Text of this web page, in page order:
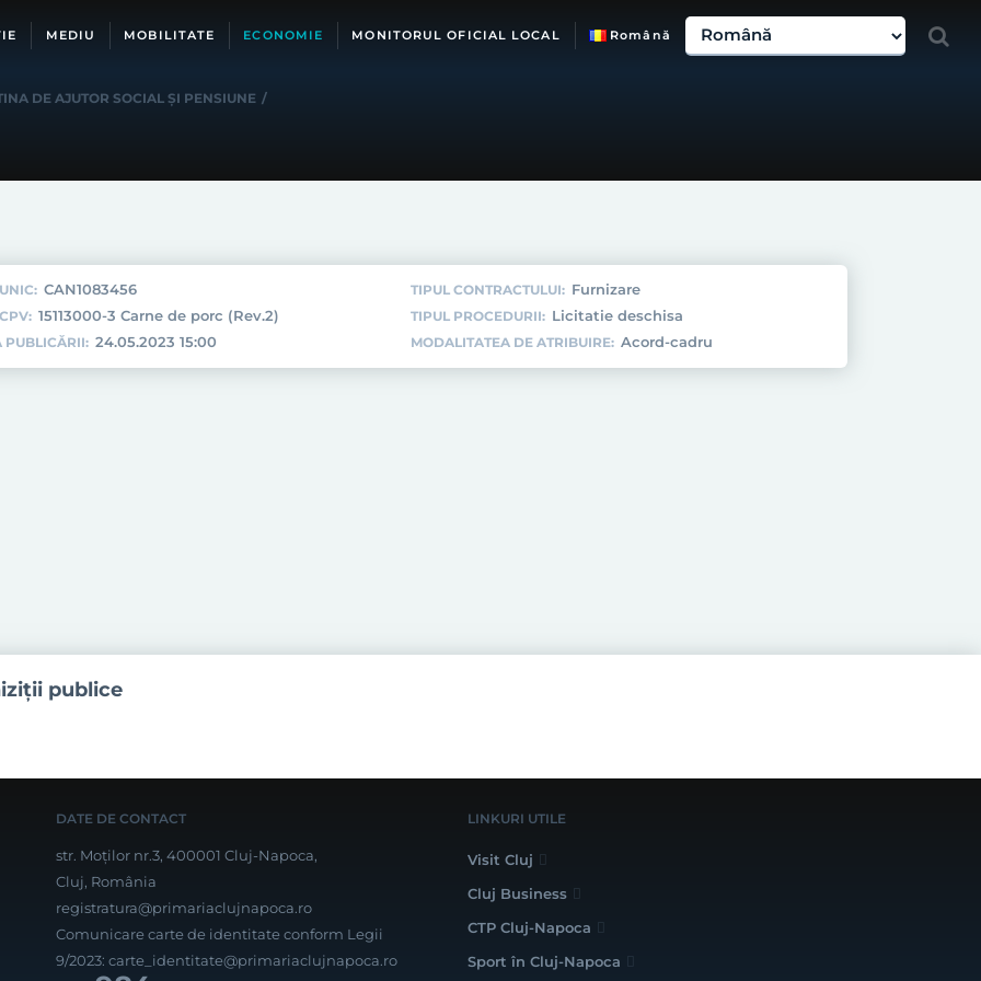
MEDIU MOBILITATE ECONOMIE MONITORUL OFICIAL LOCAL Română
DE AJUTOR SOCIAL ȘI PENSIUNE /
CAN1083456
15113000-3 Carne de porc (Rev.2)
PUBLICĂRII: 24.05.2023 15:00
TIPUL CONTRACTULUI: Furnizare
TIPUL PROCEDURII: Licitatie deschisa
MODALITATEA DE ATRIBUIRE: Acord-cadru
publice
DATE DE CONTACT
str. Moților nr.3, 400001 Cluj-Napoca,
Cluj, România
registratura@primariaclujnapoca.ro
Comunicare carte de identitate conform Legii
9/2023: carte_identitate@primariaclujnapoca.ro
LINKURI UTILE
Visit Cluj
Cluj Business
CTP Cluj-Napoca
Sport în Cluj-Napoca